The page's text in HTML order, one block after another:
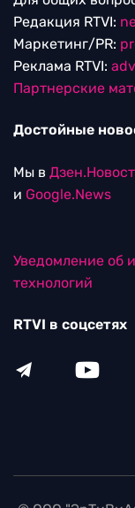
Редакция RTVI:
Маркетинг/PR:
Реклама RTVI:
Партнерские
Достойные
Мы в
и Google.News
Уведомление об
технологий
RTVI в соцсетях